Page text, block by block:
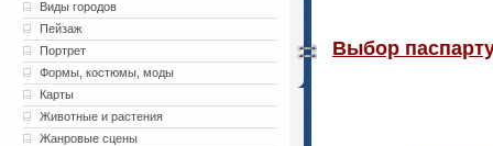
Виды городов
Пейзаж
Портрет
Формы, костюмы, моды
Карты
Животные и растения
Жанровые сцены
Выбор